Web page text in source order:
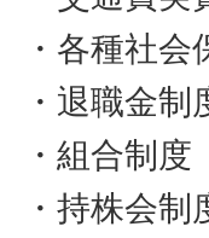
・各種社会
・退職金制
・組合制度
・持株会制